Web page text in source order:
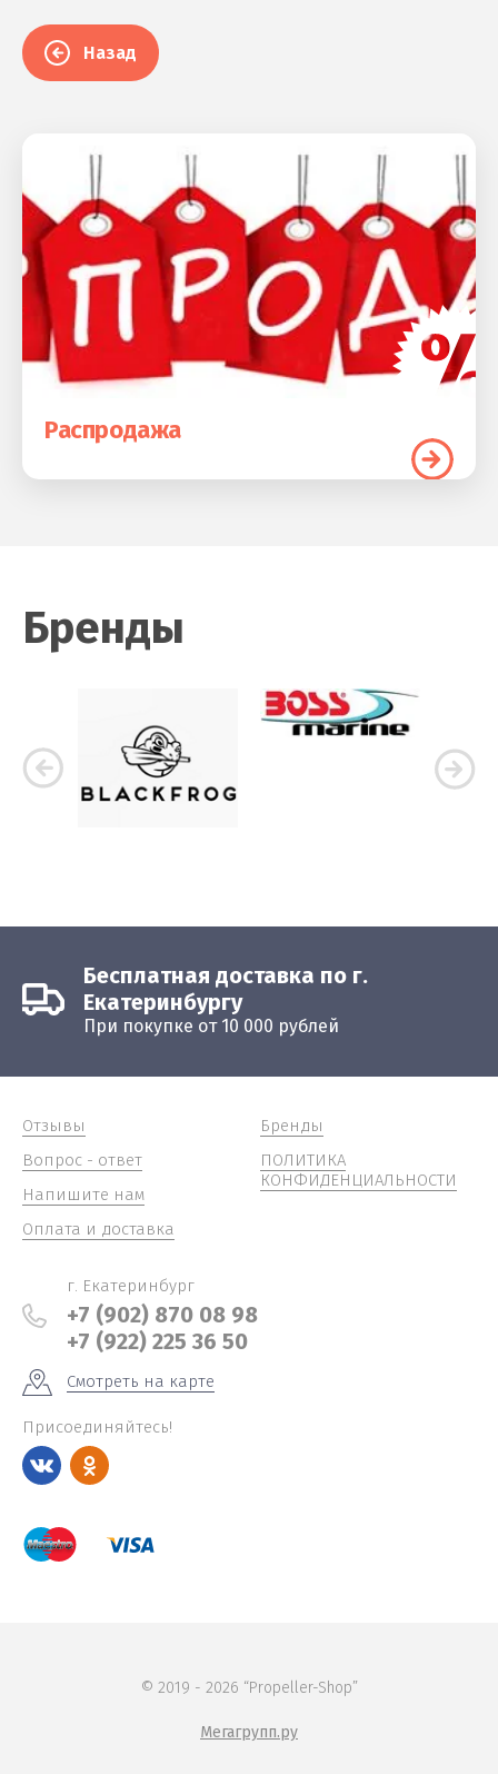
Назад
Распродажа
Бренды
Бесплатная доставка по г.
Екатеринбургу
При покупке от 10 000 рублей
Отзывы
Вопрос - ответ
Напишите нам
Оплата и доставка
Бренды
ПОЛИТИКА
КОНФИДЕНЦИАЛЬНОСТИ
г. Екатеринбург
+7 (902) 870 08 98
+7 (922) 225 36 50
Смотреть на карте
Присоединяйтесь!
© 2019 - 2026 “Propeller-Shop”
Мегагрупп.ру